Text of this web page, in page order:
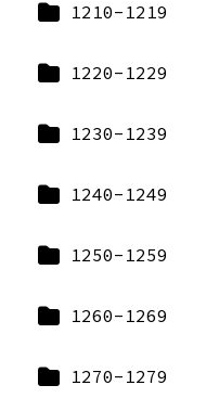
1210-1219
1220-1229
1230-1239
1240-1249
1250-1259
1260-1269
1270-1279